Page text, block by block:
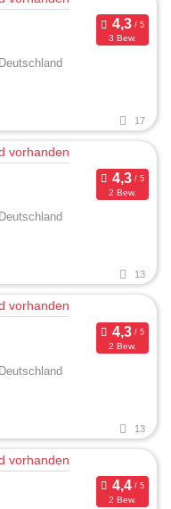
3 Bew.
17
2 Bew.
13
2 Bew.
13
2 Bew.